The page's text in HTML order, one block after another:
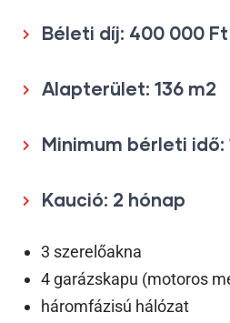
Béleti díj: 400 000 Ft
Alapterület: 136 m2
Minimum bérleti idő:
Kaució: 2 hónap
3 szerelőakna
4 garázskapu (motoros
háromfázisú hálózat